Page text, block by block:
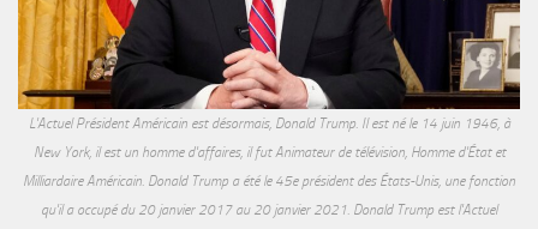
L'Actuel Président Américain est désormais, Donald Trump. Il est né le 14 juin 1946, à
New York, il est un homme d'affaires, il fut Animateur de télévision, Homme d'État et
Milliardaire Américain. Donald Trump a été le 45e président des États-Unis, une fonction
qu'il a occupé du 20 janvier 2017 au 20 janvier 2021. Donald Trump est l'Actuel